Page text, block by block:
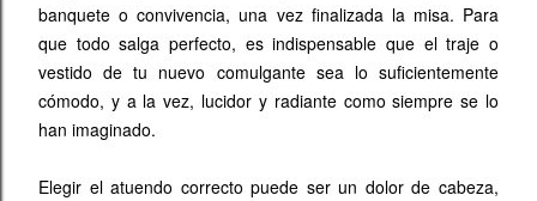
banquete o convivencia, una vez finalizada la misa. Para
que todo salga perfecto, es indispensable que el traje o
vestido de tu nuevo comulgante sea lo suficientemente
cómodo, y a la vez, lucidor y radiante como siempre se lo
han imaginado.
Elegir el atuendo correcto puede ser un dolor de cabeza,